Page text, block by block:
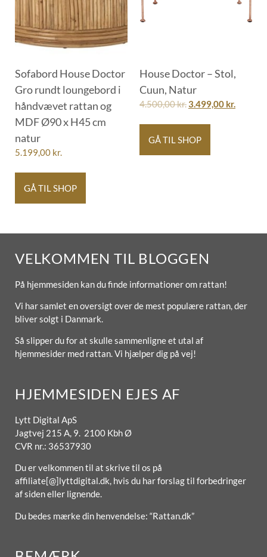
Sofabord House Doctor
Gro rundt loungebord i
håndvævet rattan og
MDF Ø90 x H45 cm
natur
5.199,00 kr.
GÅ TIL SHOP
House Doctor – Stol,
Cuun, Natur
4.500,00kr.3.499,00 kr.
GÅ TIL SHOP
VELKOMMEN TIL BLOGGEN
På hjemmesiden kan du finde informationer om rattan!
Vi har samlet en oversigt over de mest populære rattan, der
bliver solgt i Danmark.
Så slipper du for at skulle sammenligne et utal af
hjemmesider med rattan. Vi hjælper dig på vej!
HJEMMESIDEN EJES AF
Lytt Digital ApS
Jagtvej 215 A, 9. 2100 Kbh Ø
CVR nr.: 36537930
Du er velkommen til at skrive til os på
affiliate[@]lyttdigital.dk, hvis du har forslag til forbedringer
af siden eller lignende.
Du bedes mærke din henvendelse: “Rattan.dk”